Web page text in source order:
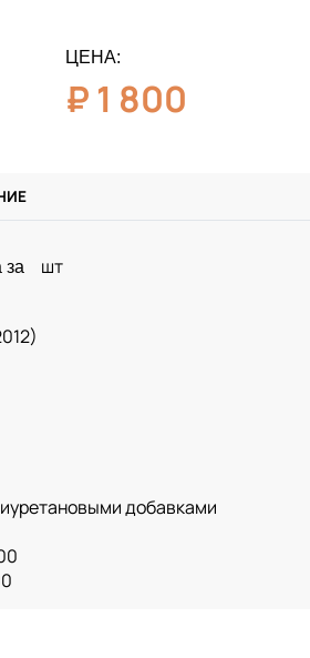
ЦЕНА:
₽ 1 800
за шт
добавками